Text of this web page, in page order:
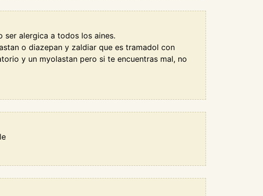
ser alergica a todos los aines.
o diazepan y zaldiar que es tramadol con
y un myolastan pero si te encuentras mal, no